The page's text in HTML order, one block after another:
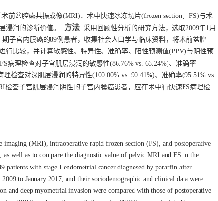
盆腔磁共振成像(MRI)、术中快速冰冻切片(frozen section，FS)与术
浸润的诊断价值。
方法 采用回顾性分析的研究方法，选取2009年1月
子宫内膜癌的89例患者，收集社会人口学与临床资料，将术前盆腔
比较，并计算敏感性、特异性、准确率、阳性预测值(PPV)与阴性预
病理检查对子宫肌层浸润的敏感性(86.76% vs. 63.24%)、准确率
理检查对深肌层浸润的特异性(100.00% vs. 90.41%)、准确率(95.51% vs.
查子宫肌层浸润阴性的子宫内膜癌患者，应在术中行快速FS病理检
imaging (MRI), intraoperative rapid frozen section (FS), and postoperative
well as to compare the diagnostic value of pelvic MRI and FS in the
patients with stage I endometrial cancer diagnosed by paraffin after
to January 2017, and their sociodemographic and clinical data were
and deep myometrial invasion were compared with those of postoperative